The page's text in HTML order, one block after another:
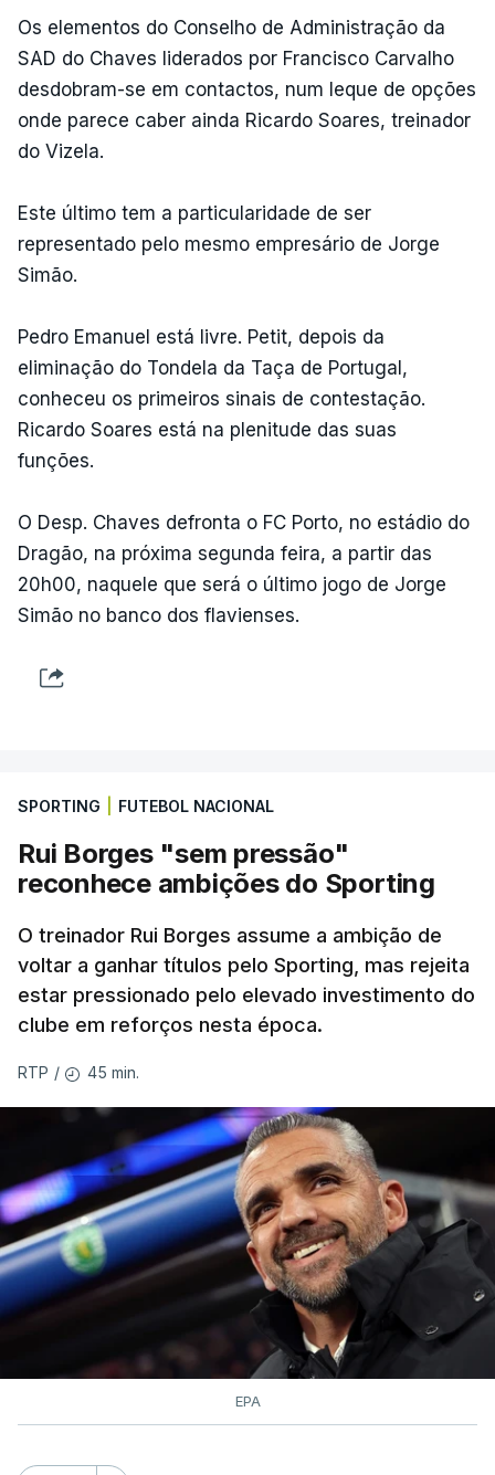
Os elementos do Conselho de Administração da
SAD do Chaves liderados por Francisco Carvalho
desdobram-se em contactos, num leque de opções
onde parece caber ainda Ricardo Soares, treinador
do Vizela.
Este último tem a particularidade de ser
representado pelo mesmo empresário de Jorge
Simão.
Pedro Emanuel está livre. Petit, depois da
eliminação do Tondela da Taça de Portugal,
conheceu os primeiros sinais de contestação.
Ricardo Soares está na plenitude das suas
funções.
O Desp. Chaves defronta o FC Porto, no estádio do
Dragão, na próxima segunda feira, a partir das
20h00, naquele que será o último jogo de Jorge
Simão no banco dos flavienses.
SPORTING FUTEBOL NACIONAL
Rui Borges "sem pressão"
reconhece ambições do Sporting
O treinador Rui Borges assume a ambição de
voltar a ganhar títulos pelo Sporting, mas rejeita
estar pressionado pelo elevado investimento do
clube em reforços nesta época.
RTP / 45 min.
EPA